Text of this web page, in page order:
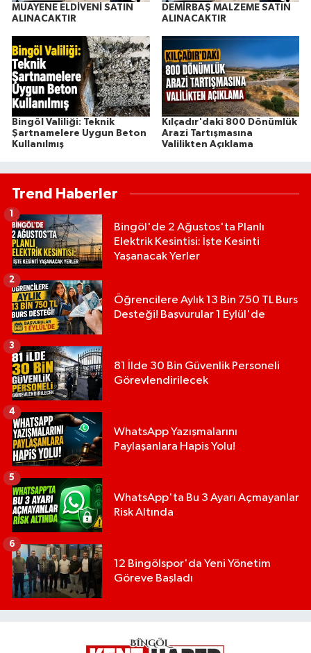
MUAYENE ELDİVENİ SATIN
ALINACAKTIR
DEMİRBAŞ MALZEME SATIN
ALINACAKTIR
Bingöl Valiliği: Teknik
Şartnamelere Uygun Beton
Kullanılmış
Kılçadır'daki 800 Dönümlük
Arazi Tartışmasına
Valilikten Açıklama
Trend Haberler
Bingöl'de 2 Ağustos'ta Planlı
Elektrik Kesintisi: İşte Kesinti
Yaşanacak Yerler
Öğrencilere Aylık 13 Bin 750 TL Burs
Desteği! Başvurular 1 Eylül'de
2
81 İlde 30 Bin Güvenlik Personeli
Görevlendirilecek
3
WhatsApp Yazışmalarını
Paylaşanlara Hapis Yolu!
4
WhatsApp'ta Bu 3 Ayarı Açmayanlar
Risk Altında
5
12 Bingölspor'da Yeni Yönetim
Göreve Başladı
6